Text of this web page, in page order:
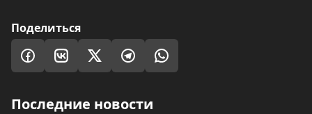
Поделиться
Последние новости